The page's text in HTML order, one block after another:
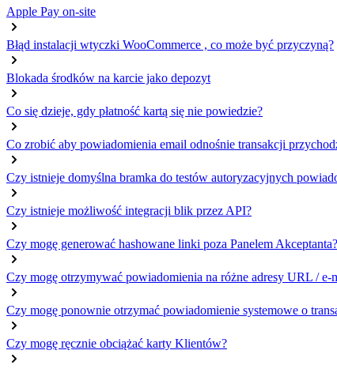
Apple Pay on-site
Błąd instalacji wtyczki WooCommerce , co może być przyczyną?
Blokada środków na karcie jako depozyt
Co się dzieje, gdy płatność kartą się nie powiedzie?
Co zrobić aby powiadomienia email odnośnie transakcji
Czy istnieje domyślna bramka do testów autoryzacyjnych
Czy istnieje możliwość integracji blik przez API?
Czy mogę generować hashowane linki poza Panelem Akceptanta?
Czy mogę otrzymywać powiadomienia na różne adresy URL / e-
Czy mogę ponownie otrzymać powiadomienie systemowe o
Czy mogę ręcznie obciążać karty Klientów?